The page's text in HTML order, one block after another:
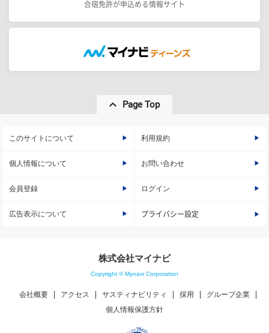
合宿免許が申込める情報サイト
Page Top
このサイトについて 利用規約
個人情報について お問い合わせ
会員登録 ログイン
広告表示について プライバシー設定
株式会社マイナビ
Copyright © Mynavi Corporation
会社概要 アクセス サスティナビリティ 採用
グループ企業
個人情報保護方針